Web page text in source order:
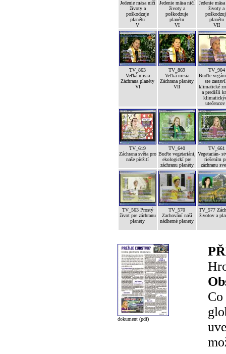
Jedenie mäsa ničí
životy a
poškodzuje
planétu
V
Jedenie mäsa ničí
životy a
poškodzuje
planétu
VI
Jedenie
životy a
planétu
VII
TV_863
Veľká misia
Záchrana planéty
VI
TV_869
Veľká misia
Záchrana planéty
VII
TV_904
Buďte
ste
klimatické
a predišli
TV_619
Záchrana světa pro
naše přežití
TV_640
Buďte vegetariáni,
ekologickí pre
záchranu planéty
TV_661
Vegetarián-
riešením
záchranu
TV_563 Prostý
život pre záchranu
planéty
TV_570
Zachování naší
nádherné planety
TV_577
životov a
dokument (pdf)